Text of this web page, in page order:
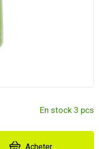
En stock 3 pcs
Acheter